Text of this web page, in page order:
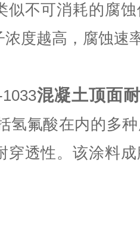
似不可消耗的腐
浓度越高，腐蚀速
混凝土顶面
氢氟酸在内的多
穿透性。该涂料